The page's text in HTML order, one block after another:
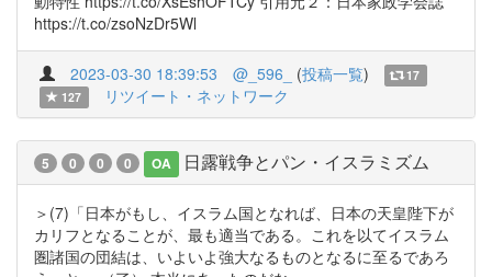
https://t.co/zsoNzDr5Wl
2023-03-30 18:39:53 @_596_ (投稿一覧)
17
127
リツイート・ネットワーク
5 0 0 0 OA 日露戦争とパン・イスラミズム
＞(7)「日本がもし、イスラム国となれば、日本の天皇陛下が
カリフとなることが、最も適当である。これを以てイスラム
圏諸国の団結は、いよいよ強大なるものとなるに至るであろ